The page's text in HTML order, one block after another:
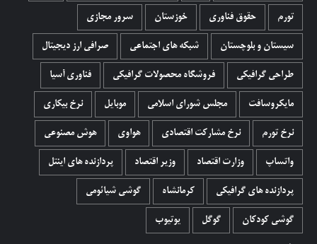
تورم حقوق فناوری خوزستان سرور مجازی
سیستان و بلوچستان شبکه های اجتماعی صرافی ارز دیجیتال
طراحی گرافیکی فروشگاه محصولات گرافيکی فناوری آسیا
مایکروسافت مجلس شورای اسلامی موبایل نرخ بیکاری
نرخ تورم نرخ مشارکت اقتصادی هواوی هوش مصنوعی
واتساپ وزارت اقتصاد وزیر اقتصاد پردازنده های اینتل
پردازنده های گرافیکی کرمانشاه گوشی شیائومی
گوشی کودکان گوگل یوتیوب